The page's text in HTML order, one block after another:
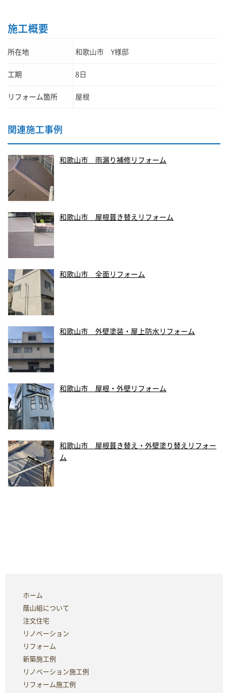
施工概要
所在地 和歌山市 Y様邸
工期 8日
リフォーム箇所 屋根
関連施工事例
和歌山市 雨漏り補修リフォーム
和歌山市 屋根葺き替えリフォーム
和歌山市 全面リフォーム
和歌山市 外壁塗装・屋上防水リフォーム
和歌山市 屋根・外壁リフォーム
和歌山市 屋根葺き替え・外壁塗り替えリフォー
ム
ホーム
蔭山組について
注文住宅
リノベーション
リフォーム
新築施工例
リノベーション施工例
リフォーム施工例